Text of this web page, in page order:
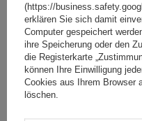
89,99 €inkl. MwSt
Große Menge verfügbar
In
(https://
erklären Sie sich damit
Computer gespeichert
ihre Speicherung oder den
die Registerkarte
können Ihre Einwilligung
Cookies aus Ihrem Browser
löschen.